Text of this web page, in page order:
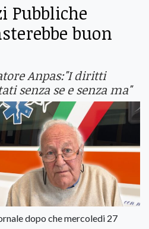
Pubbliche
buon
Anpas:"I diritti
senza se e senza ma"
dopo che mercoledi 27